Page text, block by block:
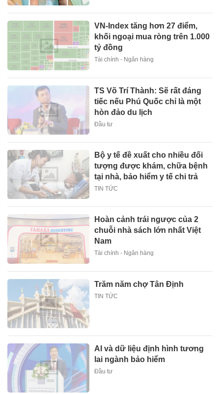
VN-Index tăng hơn 27 điểm,
khối ngoại mua ròng trên 1.000
tỷ đồng
Tài chính - Ngân hàng
TS Võ Trí Thành: Sẽ rất đáng
tiếc nếu Phú Quốc chỉ là một
hòn đảo du lịch
Đầu tư
Bộ y tế đề xuất cho nhiều đối
tượng được khám, chữa bệnh
tại nhà, bảo hiểm y tế chi trả
TIN TỨC
Hoàn cảnh trái ngược của 2
chuỗi nhà sách lớn nhất Việt
Nam
Tài chính - Ngân hàng
Trăm năm chợ Tân Định
TIN TỨC
AI và dữ liệu định hình tương
lai ngành bảo hiểm
Đầu tư